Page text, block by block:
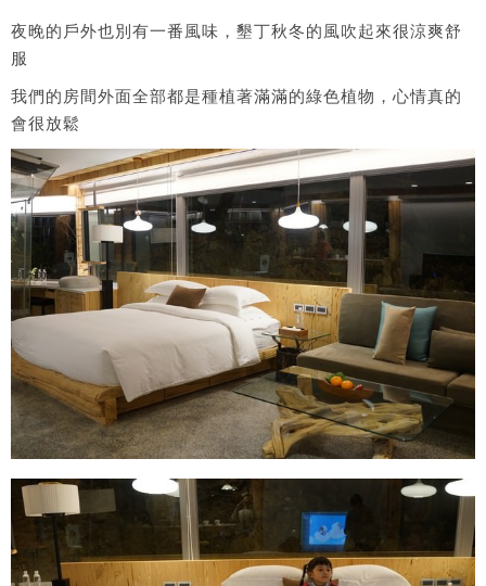
夜晚的戶外也別有一番風味，墾丁秋冬的風吹起來很涼爽舒
服
我們的房間外面全部都是種植著滿滿的綠色植物，心情真的
會很放鬆